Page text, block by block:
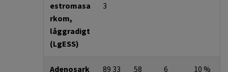
estromasa
rkom,
låggradigt
(LgESS)
3
Adenosark
89 33
58 6 10 %